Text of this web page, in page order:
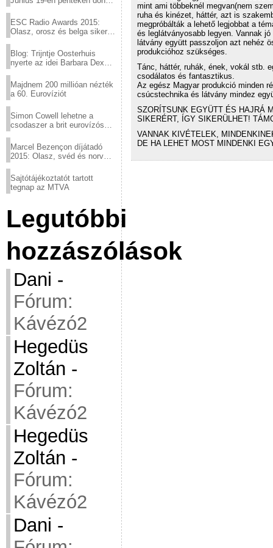
ESC Radio Awards 2015:
Olasz, orosz és belga siker,
Blog: Trijntje Oosterhuis
nyerte az idei Barbara Dex
Majdnem 200 millióan nézték
a 60. Eurovíziót
Simon Cowell lehetne a
csodaszer a brit eurovízós
Marcel Bezençon díjátadó
2015: Olasz, svéd és norvég
Sajtótájékoztatót tartott
tegnap az MTVA
Legutóbbi
hozzászólások
Dani -
Fórum:
Kávézó2
Hegedüs
Zoltán -
Fórum:
Kávézó2
Hegedüs
Zoltán -
Fórum:
Kávézó2
Dani -
mint ami többeknél megvan(nem
ruha és kinézet, háttér, azt is
megpróbálták a lehető legjobbat a
és leglátványosabb legyen. Vannak
látvány együtt passzoljon azt nehéz
produkcióhoz szükséges.
Tánc, háttér, ruhák, ének, vokál stb.
csodálatos és fantasztikus.
Az egész Magyar produkció minden
csúcstechnika és látvány mindez
SZORÍTSUNK EGYÜTT ÉS HAJRÁ
SIKERÉRT, ÍGY SIKERÜLHET!
VANNAK KIVÉTELEK,
DE HA LEHET MOST MINDENKI